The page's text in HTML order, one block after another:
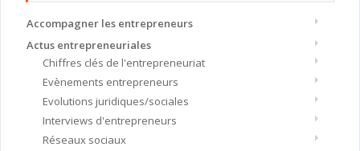
Accompagner les entrepreneurs
Actus entrepreneuriales
Chiffres clés de l'entrepreneuriat
Evènements entrepreneurs
Evolutions juridiques/sociales
Interviews d'entrepreneurs
Réseaux sociaux